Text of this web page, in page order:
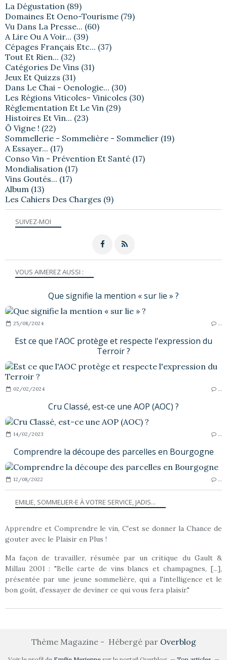
SUIVEZ-MOI
VOUS AIMEREZ AUSSI :
Que signifie la mention « sur lie » ?
25/08/2024
Est ce que l'AOC protège et respecte l'expression du
Terroir ?
02/02/2024
Cru Classé, est-ce une AOP (AOC) ?
14/02/2023
Comprendre la découpe des parcelles en Bourgogne
12/08/2022
La Dégustation (89)
Domaines Et Oeno-Tourisme (79)
Vu Dans La Presse... (60)
A Lire Ou A Voir... (39)
Cépages Français Etc... (37)
Tout Et Rien... (32)
Catégories De Vins (31)
Jeux Et Quizzs (31)
Dans Le Chai - Oenologie... (30)
Les Régions Viticoles- Vinicoles (30)
Règlementation Et Le Vin (29)
Histoires Et Vin... (23)
Ô Vigne ! (22)
Sommellerie - Sommelière - Sommelier (19)
A Essayer... (17)
Conso Vin - Prévention Et Santé (17)
Mondialisation (17)
Vins Goutés... (17)
Album (13)
Les Cahiers Des Charges (9)
EMILIE, SOMMELIER-E À VOTRE SERVICE, JADIS...
Apprendre et Comprendre le vin, C'est se donner la Chance de
gouter avec le Plaisir en Plus !
Ma façon de travailler, résumée par un critique du Gault &
Millau 2001 : "Belle carte de vins blancs et champagnes, [...],
présentée par une jeune sommelière, qui a l'intelligence et le
bon goût, d'essayer de deviner ce qui vous fera plaisir."
Thème Magazine - Hébergé par Overblog